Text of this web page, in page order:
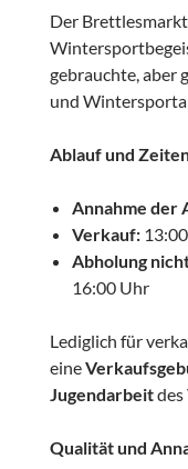
Der
gebrauchte, aber
und
Ablauf und
Annahme der
Verkauf:
Abholung
16:00 Uhr
Lediglich für
eine
Jugendarbeitdes
Qualität und